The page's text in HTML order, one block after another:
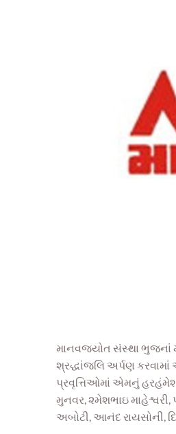
માનવજ્યોત સંસ્થા ભુજનાં
શ્રદ્ધાંજલિ અર્પણ કરવામાં
પ્રવૃત્તિઓમાં એમનું હરહંમેશ
મુનવર, ૨મેશભાઇ
અબોટી, આનંદ રાયસોની,